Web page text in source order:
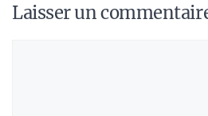
Laisser un